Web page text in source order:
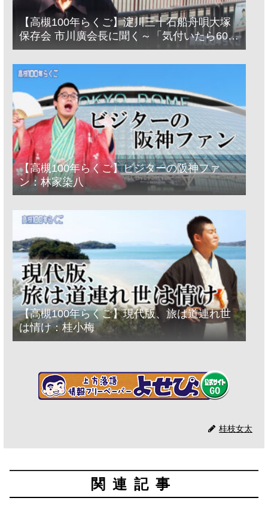
【高槻100年らくご】淀川三十石船舟唄大塚
保存会 市川廣会長に聞く～「気付いたら60年
経っとった」
【高槻100年らくご】ビジターの阪神ファ
ン：林家染八
【高槻100年らくご】現代版、旅は道連れ世
は情け：桂小梅
桂枝女太
関連記事